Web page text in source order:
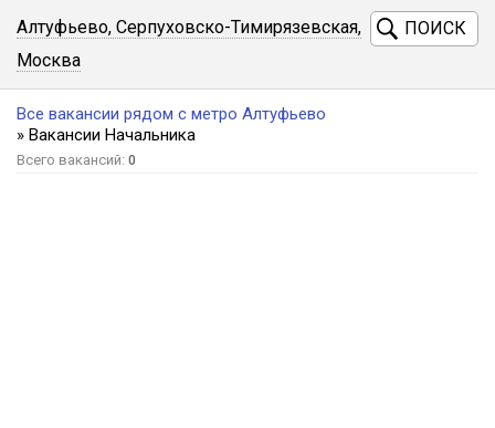
Алтуфьево, Серпуховско-Тимирязевская,
Москва
ПОИСК
Все вакансии рядом с метро Алтуфьево
» Вакансии Начальника
Всего вакансий: 0